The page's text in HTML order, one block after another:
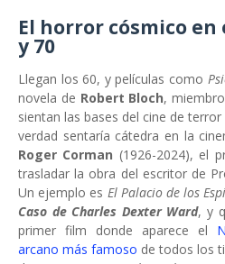
El horror cósmico en
y 70
Llegan los 60, y películas como
novela de Robert Bloch,
sientan las bases del cine de
verdad sentaría cátedra en la
Roger Corman (1926-2024), el
trasladar la obra del escritor de
Un ejemplo es El Palacio de los
Caso de Charles Dexter Ward, y
primer film donde aparece el
arcano más famoso de todos los